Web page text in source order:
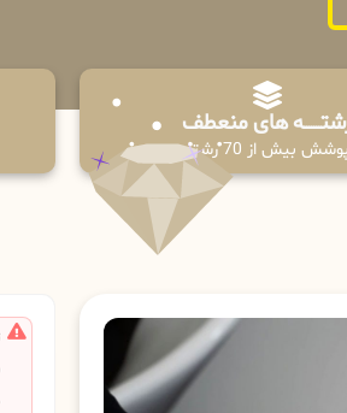
های منعطف
پوشش بیش از 70 رشته